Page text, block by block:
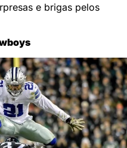
e brigas pelos